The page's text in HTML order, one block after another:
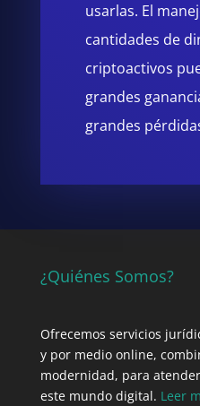
usarlas. El
cantidades de
criptoactivos
grandes
grandes
¿Quiénes Somos?
Ofrecemos servicios
y por medio online,
modernidad, para
este mundo digital. Leer